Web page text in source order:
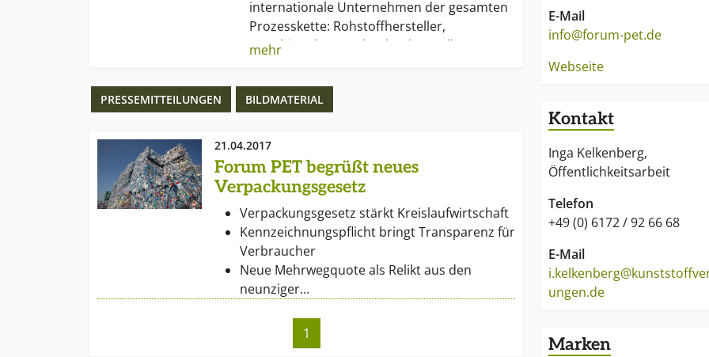
internationale Unternehmen der gesamten
Prozesskette: Rohstoffhersteller,
Maschinenbauer, Flaschenhersteller,
Recyclingunternehmen.
Anwendungsspektrum, die Eigenschaften
und das Recycling des Werkstoffes
Polyethylenterephthalat, kurz PET, zu
informieren. Die Kommunikations- und
Öffentlichkeitsarbeit zählt daher zu den
zentralen Aufgaben des Forums. Das Forum
PET ist Meinungsbilder gegenüber Politik,
Wirtschaft, unterschiedlichsten
Interessenvertretungen und nicht zuletzt
mehr
PRESSEMITTEILUNGEN BILDMATERIAL
21.04.2017
Forum PET begrüßt neues
Verpackungsgesetz
Verpackungsgesetz stärkt Kreislaufwirtschaft
Kennzeichnungspflicht bringt Transparenz für
Verbraucher
Neue Mehrwegquote als Relikt aus den
neunziger…
1
E-Mail
info@forum-pet.de
Webseite
Kontakt
Inga Kelkenberg,
Öffentlichkeitsarbeit
Telefon
+49 (0) 6172 / 92 66 68
E-Mail
ungen.de
Marken